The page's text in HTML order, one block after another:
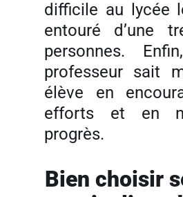
difficile au lycée
entouré d’une
personnes.
professeur sait
élève en
efforts et en
progrès.
Bien choisir